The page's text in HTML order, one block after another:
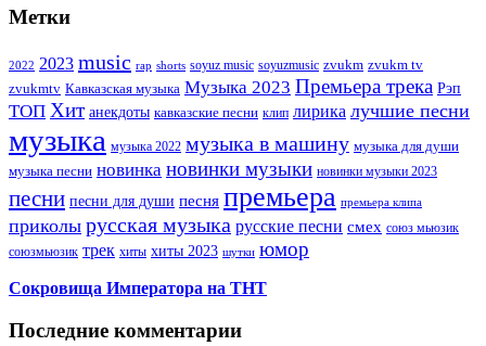
Метки
2022 2023 music rap shorts soyuz music soyuzmusic zvukm zvukm tv
zvukmtv Кавказская музыка Музыка 2023 Премьера трека Рэп
ТОП Хит анекдоты кавказские песни клип лирика лучшие песни
музыка музыка 2022 музыка в машину музыка для души
музыка песни новинка новинки музыки новинки музыки 2023
песни песни для души песня премьера премьера клипа
приколы русская музыка русские песни смех союз мьюзик
союзмьюзик трек хиты хиты 2023 шутки юмор
Сокровища Императора на ТНТ
Последние комментарии